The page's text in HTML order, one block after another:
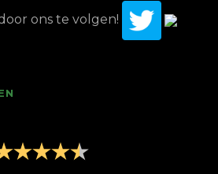
ons te volgen!